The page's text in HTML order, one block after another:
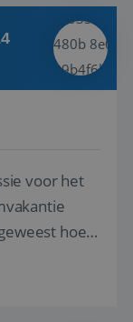
te
voor het
hoe
is een